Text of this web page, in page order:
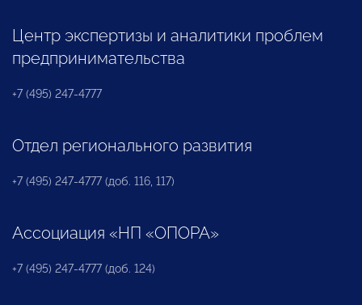
Центр экспертизы и аналитики проблем
предпринимательства
+7 (495) 247-4777
Отдел регионального развития
+7 (495) 247-4777 (доб. 116, 117)
Ассоциация «НП «ОПОРА»
+7 (495) 247-4777 (доб. 124)